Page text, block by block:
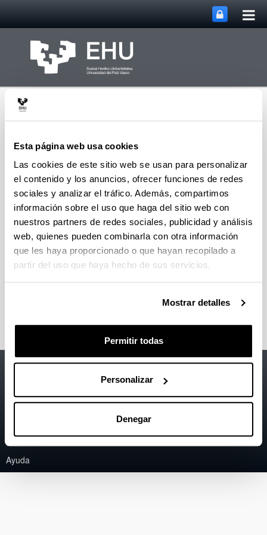
Esta página web usa cookies
Las cookies de este sitio web se usan para personalizar
el contenido y los anuncios, ofrecer funciones de redes
sociales y analizar el tráfico. Además, compartimos
información sobre el uso que haga del sitio web con
nuestros partners de redes sociales, publicidad y análisis
web, quienes pueden combinarla con otra información
que les haya proporcionado o que hayan recopilado a
partir del uso que haya hecho de sus servicios.
Mostrar detalles
Permitir todas
Personalizar
Denegar
OPIK MenúAbrir/cerrar
Publicaciones
Accesibilidad
Mapa
Ayuda
EHU